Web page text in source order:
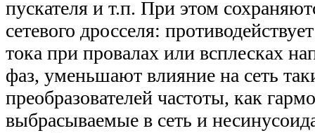
пускателя и т.п. При этом
сетевого дросселя:
тока при провалах или всплесках
фаз, уменьшают влияние на сеть
преобразователей частоты, как
выбрасываемые в сеть и